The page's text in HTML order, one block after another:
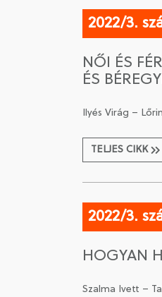
2022/3.
NŐI ÉS
ÉS
Ilyés Virág –
TELJES CIKK
2022/3.
HOGYAN
Szalma Ivett –